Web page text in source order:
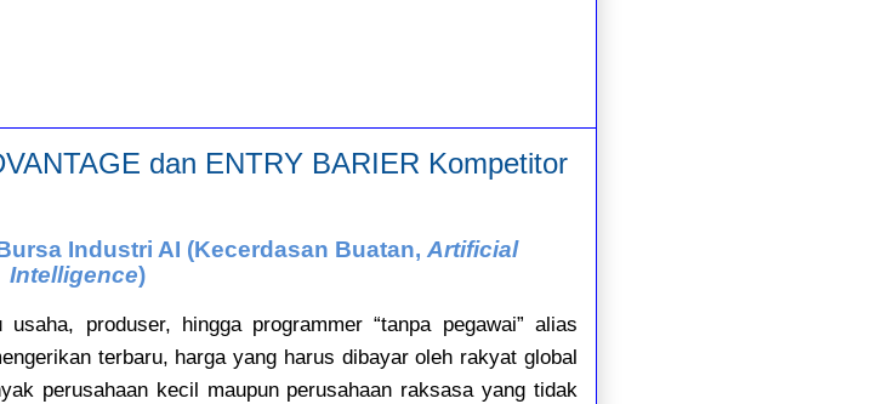
dan ENTRY BARIER Kompetitor
Industri AI (Kecerdasan Buatan,Artificial
Intelligence)
produser, hingga programmer “tanpa pegawai” alias
terbaru, harga yang harus dibayar oleh rakyat global
perusahaan kecil maupun perusahaan raksasa yang tidak